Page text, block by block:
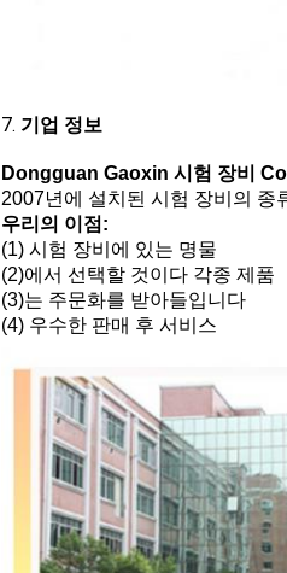
7. 기업 정보
Dongguan Gaoxin 시험 장비
2007년에 설치된 시험 장비의 종
우리의 이점:
(1) 시험 장비에 있는 명물
(2)에서 선택할 것이다 각종 제품
(3)는 주문화를 받아들입니다
(4) 우수한 판매 후 서비스